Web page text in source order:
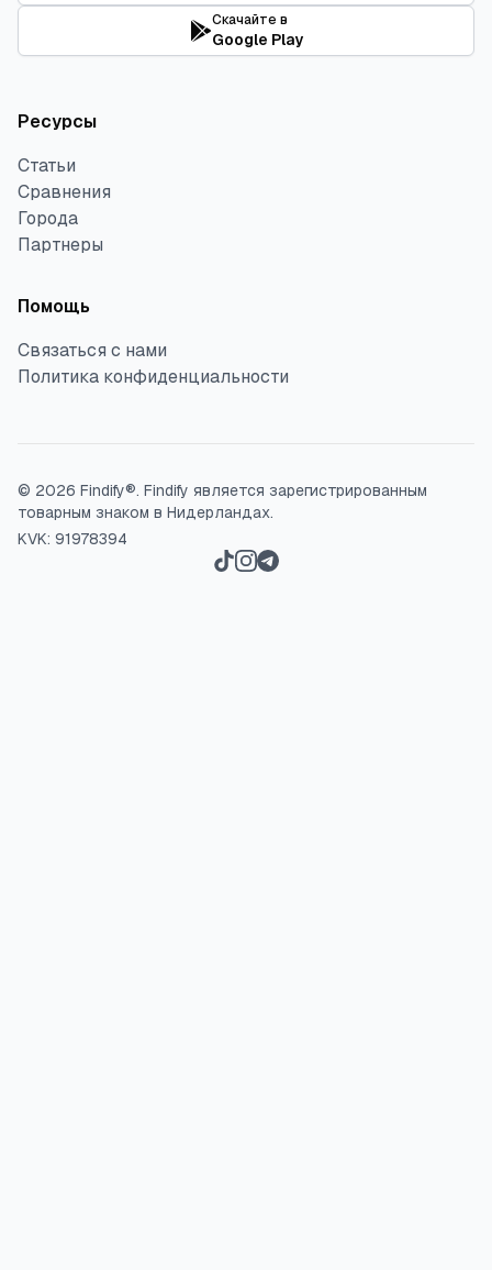
Скачайте в
Google Play
Ресурсы
Статьи
Сравнения
Города
Партнеры
Помощь
Связаться с нами
Политика конфиденциальности
© 2026 Findify®. Findify является зарегистрированным
товарным знаком в Нидерландах.
KVK: 91978394